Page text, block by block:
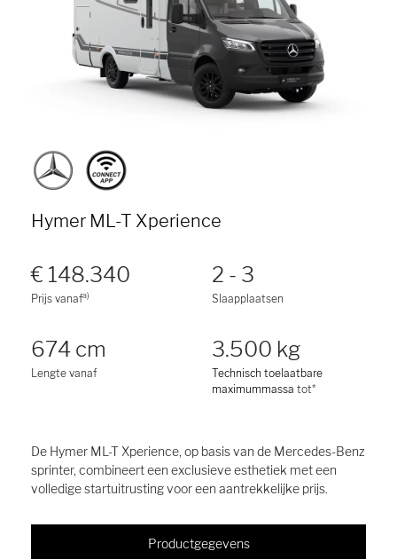
Hymer ML-T Xperience
€ 148.340
Prijs vanafa)
2 - 3
Slaapplaatsen
674 cm
Lengte vanaf
3.500 kg
Technisch toelaatbare
maximummassa tot*
De Hymer ML-T Xperience, op basis van de Mercedes-Benz
sprinter, combineert een exclusieve esthetiek met een
volledige startuitrusting voor een aantrekkelijke prijs.
Productgegevens